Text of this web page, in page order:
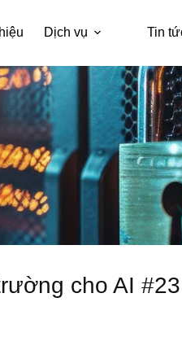
Dịch vụ Tin
cho AI #23